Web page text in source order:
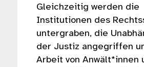
Gleichzeitig werden die
Institutionen des
untergraben, die
der Justiz angegriffen
Arbeit von Anwält*innen